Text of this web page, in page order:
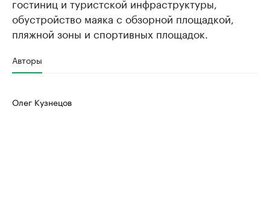
обустройство маяка с обзорной площадкой,
пляжной зоны и спортивных площадок.
Авторы
Олег Кузнецов